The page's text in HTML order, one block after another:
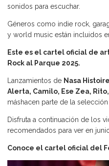
sonidos para escuchar.
Géneros como indie rock,
y world music están incluidos
Este es el cartel oficial de
Rock al Parque 2025.
Lanzamientos de Nasa
Alerta, Camilo, Ese Zea,
máshacen parte de la selección
Disfruta a continuación de los
recomendados para ver en
Conoce el cartel oficial del